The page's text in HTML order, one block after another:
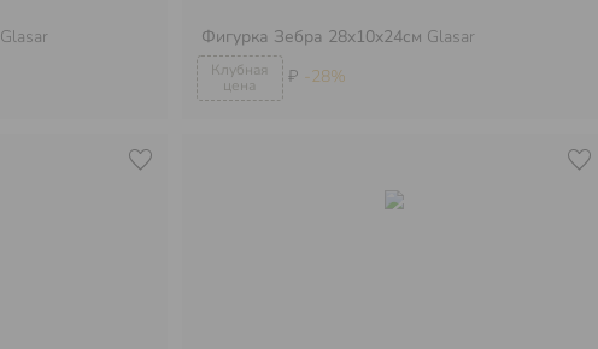
Glasar
₽ -28%
Фигурка Зебра 28x10x24см Glasar